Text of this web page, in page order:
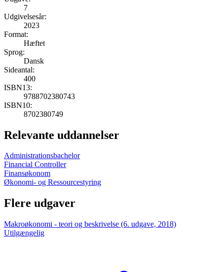
7
Udgivelsesår:
2023
Format:
Hæftet
Sprog:
Dansk
Sideantal:
400
ISBN13:
9788702380743
ISBN10:
8702380749
Relevante uddannelser
Administrationsbachelor
Financial Controller
Finansøkonom
Økonomi- og Ressourcestyring
Flere udgaver
Makroøkonomi - teori og beskrivelse (6. udgave, 2018)
Utilgængelig